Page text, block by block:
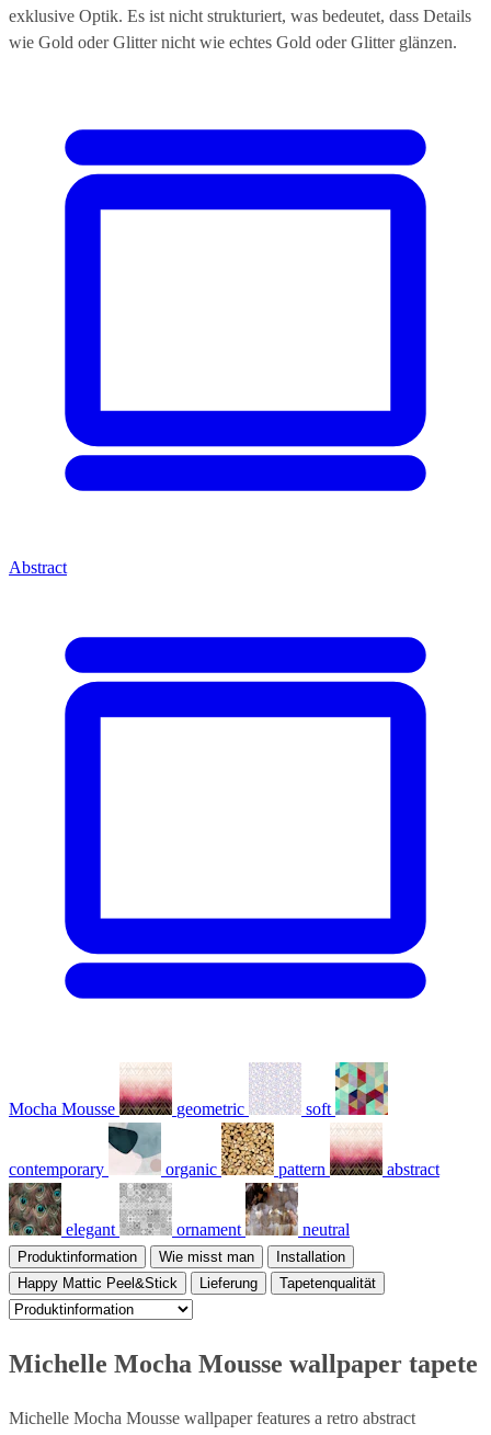
exklusive Optik. Es ist nicht strukturiert, was bedeutet, dass Details
wie Gold oder Glitter nicht wie echtes Gold oder Glitter glänzen.
Abstract
Mocha Mousse geometric soft
contemporary organic pattern abstract
elegant ornament neutral
Produktinformation Wie misst man
Installation
Happy Mattic Peel&Stick
Lieferung Tapetenqualität
Michelle Mocha Mousse wallpaper tapete
Michelle Mocha Mousse wallpaper features a retro abstract